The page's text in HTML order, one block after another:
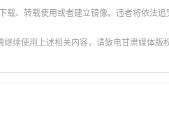
、转载使用或者建立镜像。违者将依法追
续使用上述相关内容，请致电甘肃媒体版